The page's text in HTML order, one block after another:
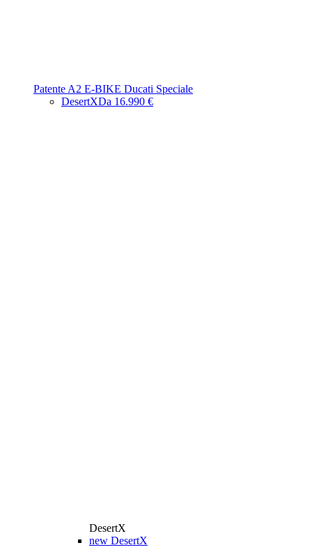
Patente A2 E-BIKE Ducati Speciale
DesertXDa 16.990 €
DesertX
new DesertX